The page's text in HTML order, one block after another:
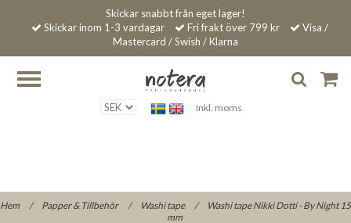
Skickar snabbt från eget lager!
Skickar inom 1-3 vardagar
Fri frakt över 799 kr
Visa /
Mastercard / Swish / Klarna
Inkl. moms
Hem / Papper & Tillbehör / Washi tape /
Washi tape Nikki Dotti - By Night 15
mm